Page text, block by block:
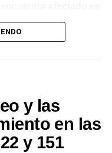
Las Perlas,
bajas de
de agua potable.
registran valores de
que en
ambos casos, las
monitoreo
y las
en las
y 151